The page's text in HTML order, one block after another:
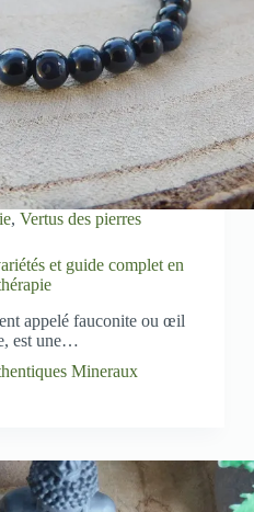
,Vertus des pierres
et guide complet en
appelé fauconite ou œil
est une…
Mineraux